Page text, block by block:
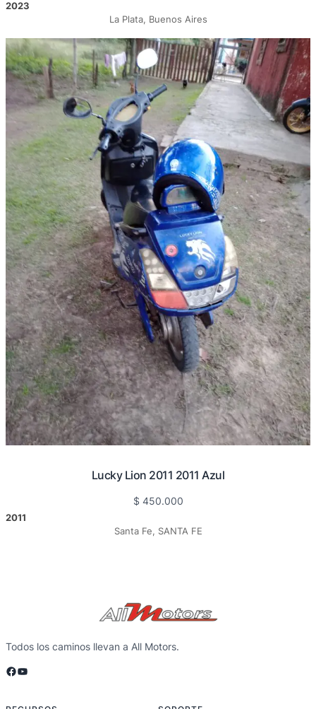
2023
La Plata, Buenos Aires
Lucky Lion 2011 2011 Azul
$ 450.000
2011
Santa Fe, SANTA FE
Todos los caminos llevan a All Motors.
Facebook YouTube